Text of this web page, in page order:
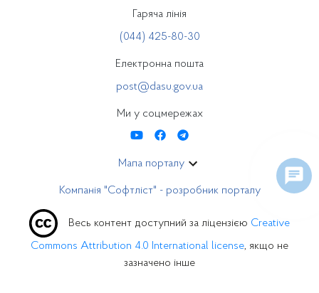
Гаряча лінія
(044) 425-80-30
Електронна пошта
post@dasu.gov.ua
Ми у соцмережах
Мапа порталу
Компанія "Софтліст" - розробник порталу
Весь контент доступний за ліцензією Creative
Commons Attribution 4.0 International license, якщо не
зазначено інше